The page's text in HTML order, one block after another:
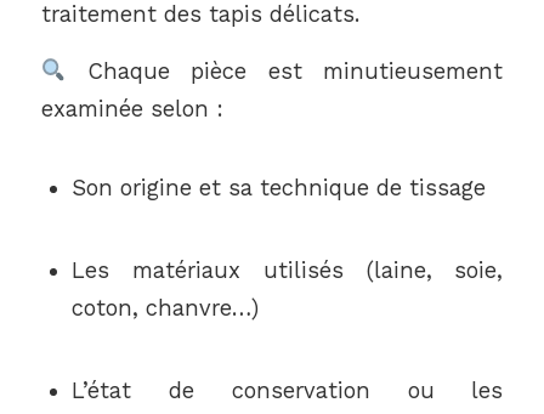
traitement des tapis délicats.
Chaque pièce est minutieusement
examinée selon :
Son origine et sa technique de tissage
Les matériaux utilisés (laine, soie,
coton, chanvre…)
L’état de conservation ou les